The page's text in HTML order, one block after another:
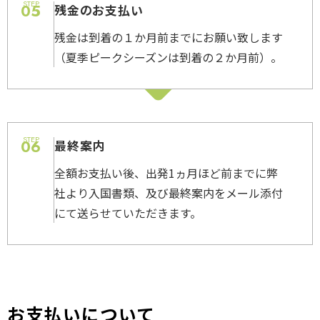
STEP
05 残金のお支払い
残金は到着の１か月前までにお願い致します
（夏季ピークシーズンは到着の２か月前）。
STEP
06 最終案内
全額お支払い後、出発1ヵ月ほど前までに弊
社より入国書類、及び最終案内をメール添付
にて送らせていただきます。
お支払いについて